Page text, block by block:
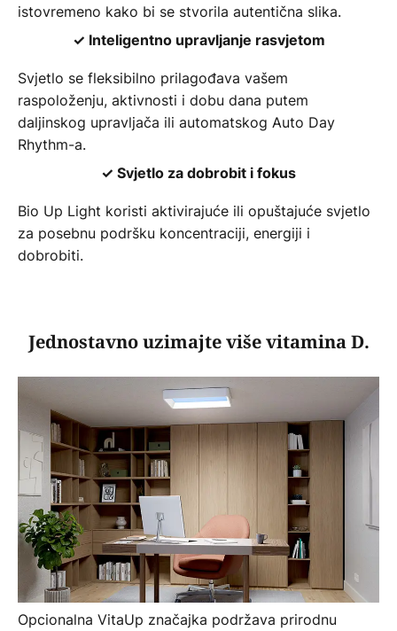
istovremeno kako bi se stvorila autentična slika.
✓ Inteligentno upravljanje rasvjetom
Svjetlo se fleksibilno prilagođava vašem
raspoloženju, aktivnosti i dobu dana putem
daljinskog upravljača ili automatskog Auto Day
Rhythm-a.
✓ Svjetlo za dobrobit i fokus
Bio Up Light koristi aktivirajuće ili opuštajuće svjetlo
za posebnu podršku koncentraciji, energiji i
dobrobiti.
Jednostavno uzimajte više vitamina D.
Opcionalna VitaUp značajka podržava prirodnu